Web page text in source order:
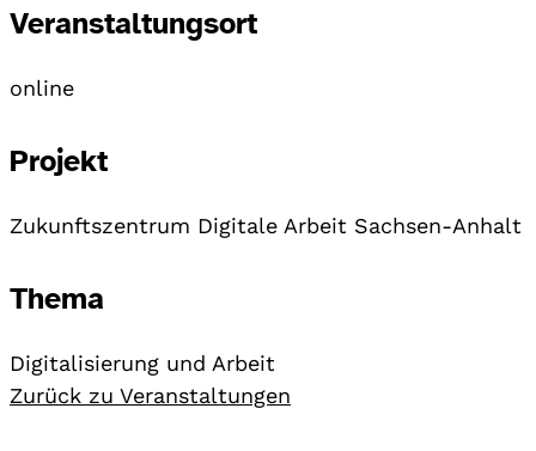
Veranstaltungsort
online
Projekt
Zukunftszentrum Digitale Arbeit Sachsen-Anhalt
Thema
Digitalisierung und Arbeit
Zurück zu Veranstaltungen